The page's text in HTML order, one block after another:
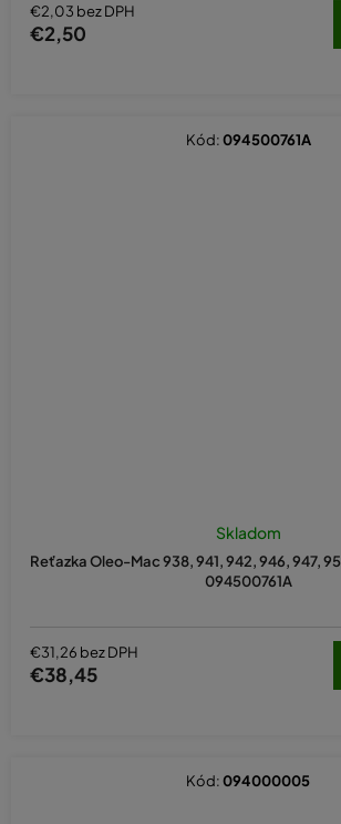
€2,03 bez DPH
€2,50
Reťazka Oleo-Mac 938, 941, 942, 946, 947,
094500761A
Skladom
€31,26 bez DPH
€38,45
Kód:094500761A
Kód:094000005